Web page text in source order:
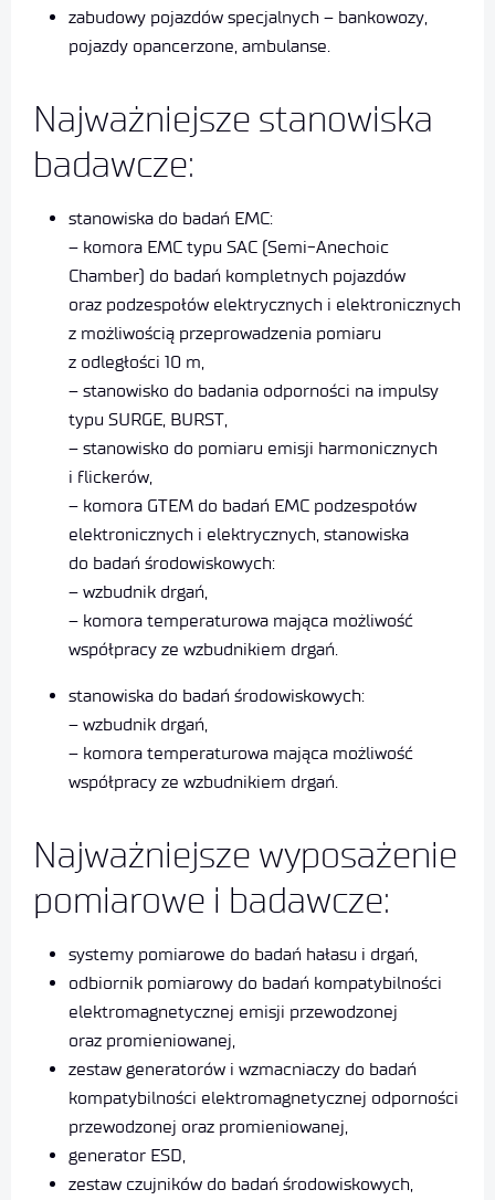
zabudowy pojazdów specjalnych – bankowozy,
pojazdy opancerzone, ambulanse.
Najważniejsze stanowiska
badawcze:
stanowiska do badań EMC:
– komora EMC typu SAC (Semi-Anechoic
Chamber) do badań kompletnych pojazdów
oraz podzespołów elektrycznych i elektronicznych
z możliwością przeprowadzenia pomiaru
z odległości 10 m,
– stanowisko do badania odporności na impulsy
typu SURGE, BURST,
– stanowisko do pomiaru emisji harmonicznych
i flickerów,
– komora GTEM do badań EMC podzespołów
elektronicznych i elektrycznych, stanowiska
do badań środowiskowych:
– wzbudnik drgań,
– komora temperaturowa mająca możliwość
współpracy ze wzbudnikiem drgań.
stanowiska do badań środowiskowych:
– wzbudnik drgań,
– komora temperaturowa mająca możliwość
współpracy ze wzbudnikiem drgań.
Najważniejsze wyposażenie
pomiarowe i badawcze:
systemy pomiarowe do badań hałasu i drgań,
odbiornik pomiarowy do badań kompatybilności
elektromagnetycznej emisji przewodzonej
oraz promieniowanej,
zestaw generatorów i wzmacniaczy do badań
kompatybilności elektromagnetycznej odporności
przewodzonej oraz promieniowanej,
generator ESD,
zestaw czujników do badań środowiskowych,